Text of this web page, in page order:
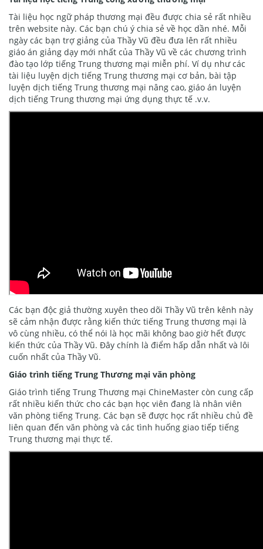
Tài liệu học ngữ pháp thương mại đều được chia sẻ rất nhiều
trên website này. Các bạn chú ý chia sẻ về học dần nhé. Mỗi
ngày các bạn trợ giảng của Thầy Vũ đều đưa lên rất nhiều
giáo án giảng dạy mới nhất của Thầy Vũ về các chương trình
đào tạo lớp tiếng Trung thương mại miễn phí. Ví dụ như các
tài liệu luyện dịch tiếng Trung thương mại cơ bản, bài tập
luyện dịch tiếng Trung thương mại nâng cao, giáo án luyện
dịch tiếng Trung thương mại ứng dụng thực tế .v.v.
Các bạn độc giả thường xuyên theo dõi Thầy Vũ trên kênh này
sẽ cảm nhận được rằng kiến thức tiếng Trung thương mại là
vô cùng nhiều, có thể nói là học mãi không bao giờ hết được
kiến thức của Thầy Vũ. Đây chính là điểm hấp dẫn nhất và lôi
cuốn nhất của Thầy Vũ.
Giáo trình tiếng Trung Thương mại văn phòng
Giáo trình tiếng Trung Thương mại ChineMaster còn cung cấp
rất nhiều kiến thức cho các bạn học viên đang là nhân viên
văn phòng tiếng Trung. Các bạn sẽ được học rất nhiều chủ đề
liên quan đến văn phòng và các tình huống giao tiếp tiếng
Trung thương mại thực tế.